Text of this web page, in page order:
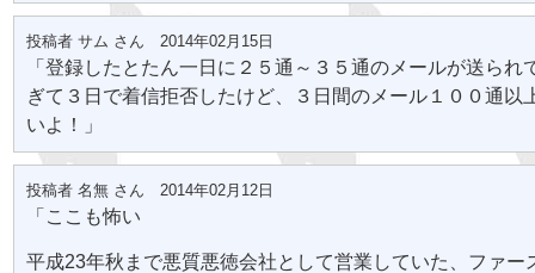
投稿者 サム さん 2014年02月15日
「登録したとたん一日に２５通～３５通のメールが送られ
ぎて３日で着信拒否したけど、３日間のメール１００通以
いよ！」
投稿者 名無 さん 2014年02月12日
「ここも怖い
平成23年秋まで悪質悪徳会社として営業していた、ファー